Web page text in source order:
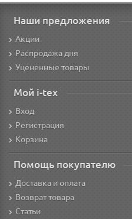
Наши предложения
Акции
Распродажа дня
Уцененные товары
Мой i-tex
Вход
Регистрация
Корзина
Помощь покупателю
Доставка и оплата
Возврат товара
Статьи